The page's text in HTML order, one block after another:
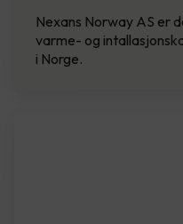
Nexans Norway AS er
varme- og
i Norge.